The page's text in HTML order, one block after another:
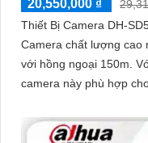
20,550,000 ₫
Thiết Bị Camera DH-
Camera chất lượng cao
với hồng ngoại 150m. Với khả năng chống thấm nước IP67,
camera này phù hợp